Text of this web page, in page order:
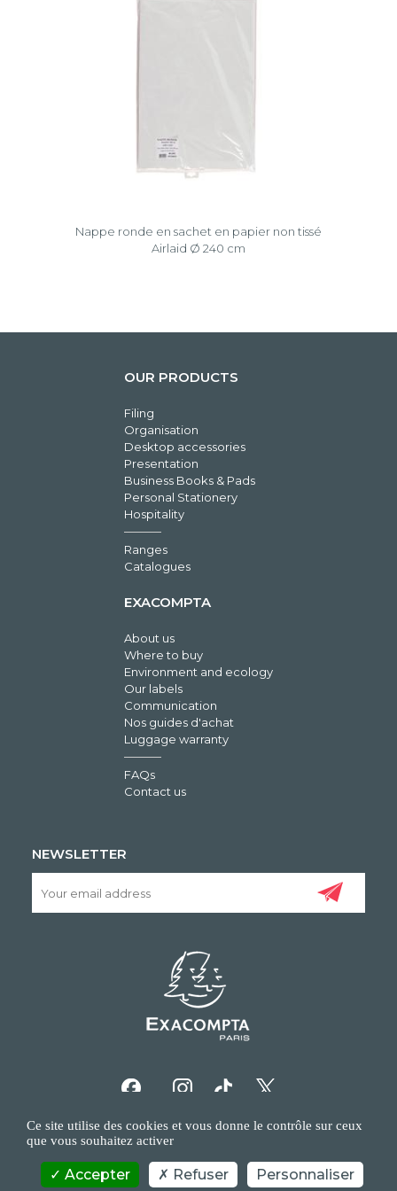
Nappe ronde en sachet en papier non tissé
Airlaid Ø 240 cm
OUR PRODUCTS
Filing
Organisation
Desktop accessories
Presentation
Business Books & Pads
Personal Stationery
Hospitality
Ranges
Catalogues
EXACOMPTA
About us
Where to buy
Environment and ecology
Our labels
Communication
Nos guides d'achat
Luggage warranty
FAQs
Contact us
NEWSLETTER
COPYRIGHT/IP POLICY PERSONAL DATA POLICY CONTACT US
Ce site utilise des cookies et vous donne le contrôle sur ceux
que vous souhaitez activer
Accepter Refuser Personnaliser